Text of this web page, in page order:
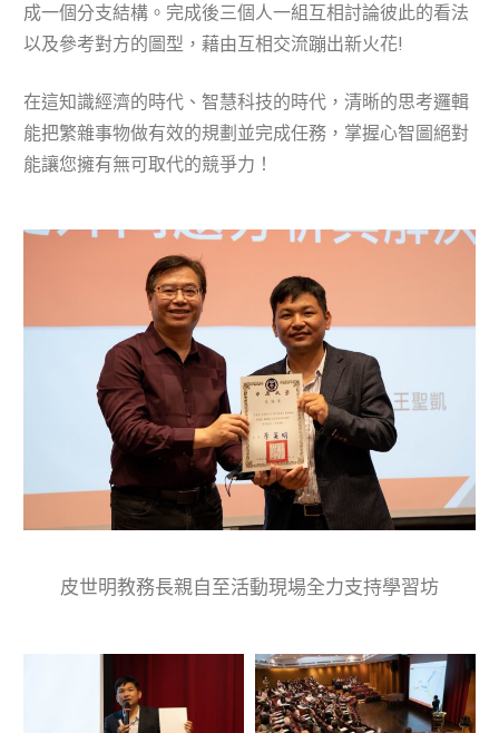
成一個分支結構。完成後三個人一組互相討論彼此的看法
以及參考對方的圖型，藉由互相交流蹦出新火花!
在這知識經濟的時代、智慧科技的時代，清晰的思考邏輯
能把繁雜事物做有效的規劃並完成任務，掌握心智圖絕對
能讓您擁有無可取代的競爭力！
皮世明教務長親自至活動現場全力支持學習坊